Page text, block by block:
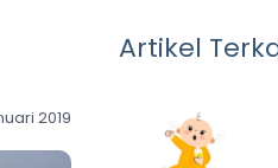
2019
Artikel